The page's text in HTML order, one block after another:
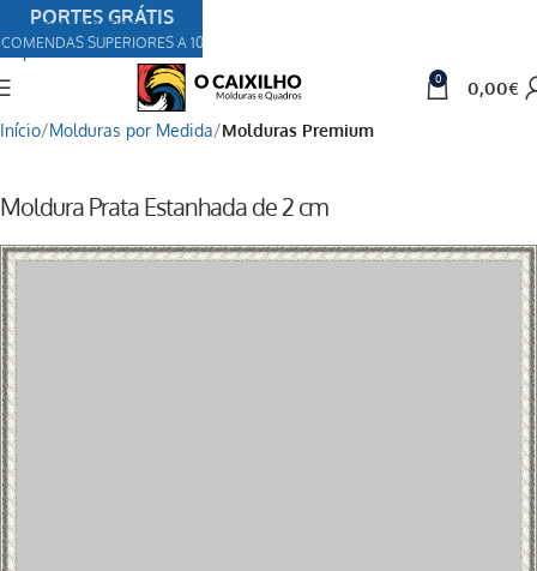
Skip to navigation
Skip to main content
0 0,00€
Início Molduras por Medida Molduras Premium
Moldura Prata Estanhada de 2 cm
PORTES GRÁTIS
SUPERIORES A 100€